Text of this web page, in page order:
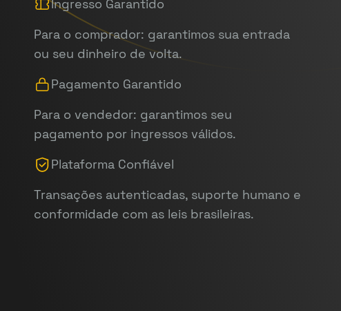
Ingresso Garantido
Para o comprador: garantimos sua entrada
ou seu dinheiro de volta.
Pagamento Garantido
Para o vendedor: garantimos seu
pagamento por ingressos válidos.
Plataforma Confiável
Transações autenticadas, suporte humano e
conformidade com as leis brasileiras.